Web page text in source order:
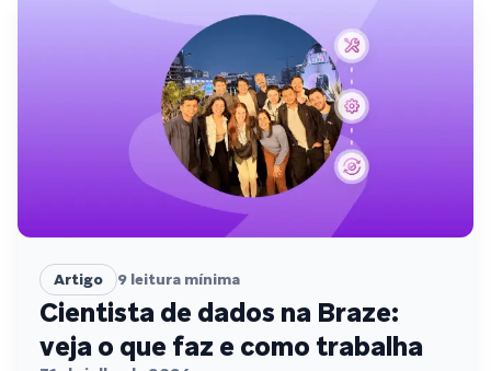
Artigo 9 leitura mínima
Cientista de dados na Braze:
veja o que faz e como trabalha